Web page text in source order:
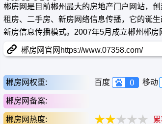
郴房网是目前郴州最大的房地产门户网站，
租房、二手房、新房网络信息传播，它的诞
新房信息传播模式。2007年5月成立郴州郴
商业化运作，同时郴房网开始进入建材、装
等高消费家居行业。
郴房网官网https://www.07358.com/
郴房网权重: 百度 移动
郴房网备案:
郴房网热度: 累